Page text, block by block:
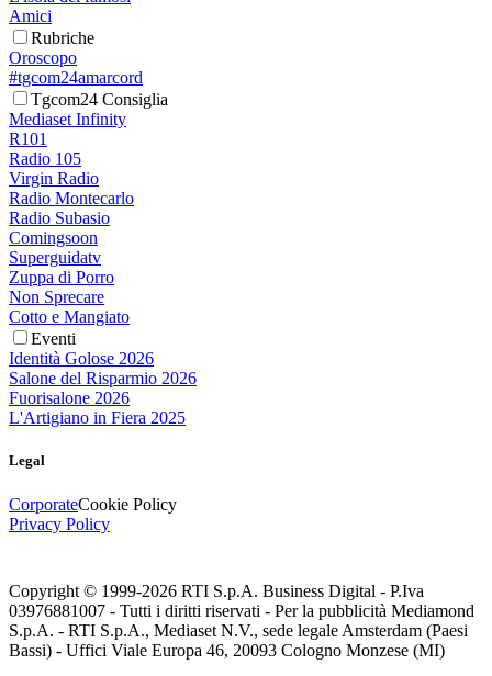
Amici
Rubriche
Oroscopo
#tgcom24amarcord
Tgcom24 Consiglia
Mediaset Infinity
R101
Radio 105
Virgin Radio
Radio Montecarlo
Radio Subasio
Comingsoon
Superguidatv
Zuppa di Porro
Non Sprecare
Cotto e Mangiato
Eventi
Identità Golose 2026
Salone del Risparmio 2026
Fuorisalone 2026
L'Artigiano in Fiera 2025
Legal
CorporateCookie Policy
Privacy Policy
Copyright © 1999-2026 RTI S.p.A. Business Digital - P.Iva
03976881007 - Tutti i diritti riservati - Per la pubblicità Mediamond
S.p.A. - RTI S.p.A., Mediaset N.V., sede legale Amsterdam (Paesi
Bassi) - Uffici Viale Europa 46, 20093 Cologno Monzese (MI)